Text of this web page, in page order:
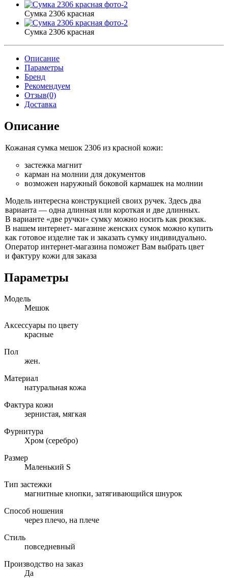
Сумка 2306 красная
Сумка 2306 красная
Описание
Параметры
Бренд
Рекомендуем
Отзыв(0)
Доставка
Описание
Кожаная сумка мешок 2306 из красной кожи:
застежка магнит
карман на молнии для документов
возможен наружный боковой кармашек на молнии
Модель интересна конструкцией своих ручек. Здесь два
варианта — одна длинная или короткая и две длинных.
В варианте «две ручки» сумку можно носить как рюкзак.
В нашем интернет- магазине женских сумок можно купить
как готовое изделие так и заказать сумку индивидуально.
Оператор интернет-магазина поможет Вам выбрать цвет
и фактуру кожи для заказа
Параметры
Модель
Мешок
Аксессуары по цвету
красные
Пол
жен.
Материал
натуральная кожа
Фактура кожи
зернистая, мягкая
Фурнитура
Хром (серебро)
Размер
Маленький S
Тип застежки
магнитные кнопки, затягивающийся шнурок
Способ ношения
через плечо, на плече
Стиль
повседневный
Производство на заказ
Да